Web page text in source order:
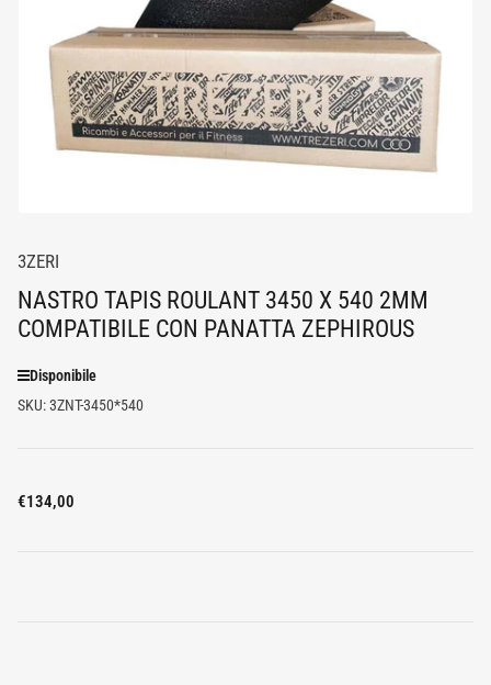
media
1
in
modale
3ZERI
NASTRO TAPIS ROULANT 3450 X 540 2MM
COMPATIBILE CON PANATTA ZEPHIROUS
Disponibile
SKU:3ZNT-3450*540
Prezzo
€134,00